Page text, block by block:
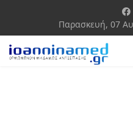
Παρασκευή, 07